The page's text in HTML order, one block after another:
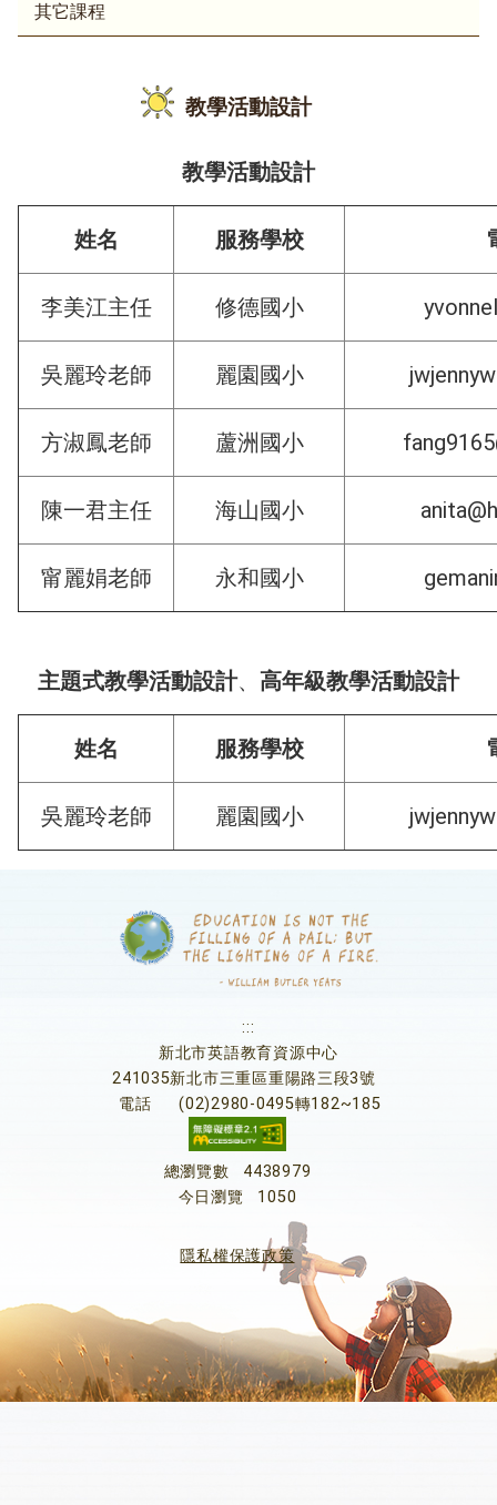
其它課程
教學活動設計
教學活動設計
姓名 服務學校
李美江主任 修德國小
吳麗玲老師 麗園國小
方淑鳳老師 蘆洲國小
陳一君主任 海山國小
甯麗娟老師 永和國小
主題式教學活動設計、 高年級教學活動設計
姓名 服務學校
吳麗玲老師 麗園國小
:::
新北市英語教育資源中心
241035新北市三重區重陽路三段3號
電話
(02)2980-0495轉182~185
總瀏覽數
4438979
今日瀏覽
1050
隱私權保護政策